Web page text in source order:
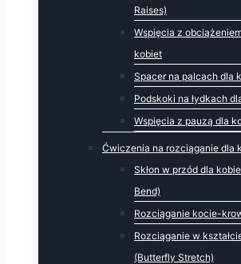
Raises)
Wspięcia z
kobiet
Spacer na palcach dla
Podskoki na łydkach
Wspięcia z pauzą dla
Ćwiczenia na rozciąganie dla
Skłon w przód dla
Bend)
Rozciąganie kocie-
Rozciąganie w
(Butterfly Stretch)